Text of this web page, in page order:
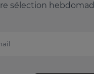
sélection